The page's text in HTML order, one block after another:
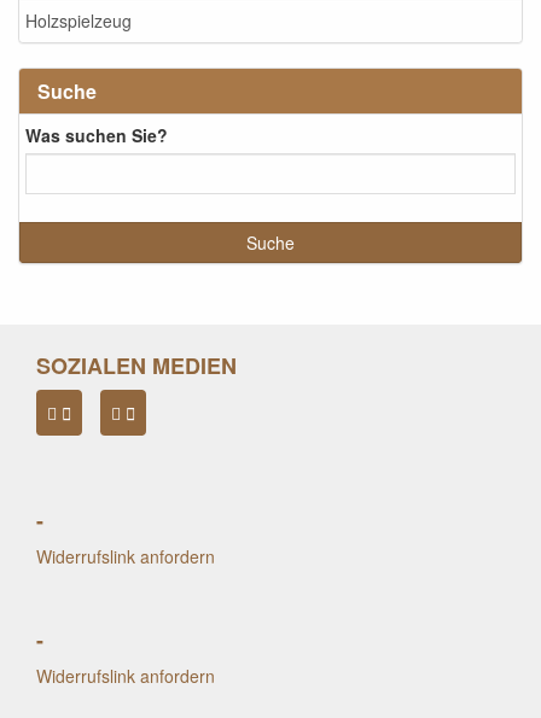
Holzspielzeug
Suche
Was suchen Sie?
SOZIALEN MEDIEN
-
Widerrufslink anfordern
-
Widerrufslink anfordern